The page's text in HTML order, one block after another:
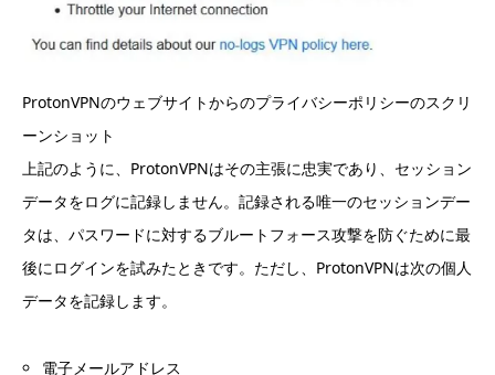
ProtonVPNのウェブサイトからのプライバシーポリシーのスクリ
ーンショット
上記のように、ProtonVPNはその主張に忠実であり、セッション
データをログに記録しません。記録される唯一のセッションデー
タは、パスワードに対するブルートフォース攻撃を防ぐために最
後にログインを試みたときです。ただし、ProtonVPNは次の個人
データを記録します。
電子メールアドレス